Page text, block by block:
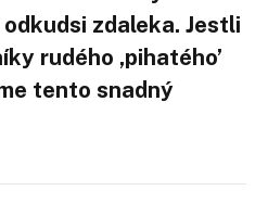
zdaleka. Jestli
rudého ,pihatého’
tento snadný